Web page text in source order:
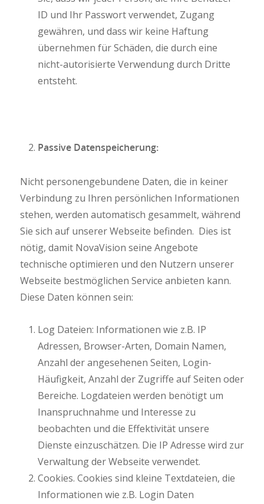
ID und Ihr Passwort verwendet, Zugang
gewähren, und dass wir keine Haftung
übernehmen für Schäden, die durch eine
nicht-autorisierte Verwendung durch Dritte
entsteht.
Passive Datenspeicherung:
Nicht personengebundene Daten, die in keiner
Verbindung zu Ihren persönlichen Informationen
stehen, werden automatisch gesammelt, während
Sie sich auf unserer Webseite befinden. Dies ist
nötig, damit NovaVision seine Angebote
technische optimieren und den Nutzern unserer
Webseite bestmöglichen Service anbieten kann.
Diese Daten können sein:
Log Dateien: Informationen wie z.B. IP
Adressen, Browser-Arten, Domain Namen,
Anzahl der angesehenen Seiten, Login-
Häufigkeit, Anzahl der Zugriffe auf Seiten oder
Bereiche. Logdateien werden benötigt um
Inanspruchnahme und Interesse zu
beobachten und die Effektivität unsere
Dienste einzuschätzen. Die IP Adresse wird zur
Verwaltung der Webseite verwendet.
Cookies. Cookies sind kleine Textdateien, die
Informationen wie z.B. Login Daten